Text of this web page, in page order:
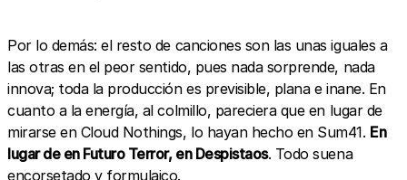
Por lo demás: el resto de canciones son las unas iguales a
las otras en el peor sentido, pues nada sorprende, nada
innova; toda la producción es previsible, plana e inane. En
cuanto a la energía, al colmillo, pareciera que en lugar de
mirarse en Cloud Nothings, lo hayan hecho en Sum41. En
lugar de en Futuro Terror, en Despistaos. Todo suena
encorsetado y formulaico.